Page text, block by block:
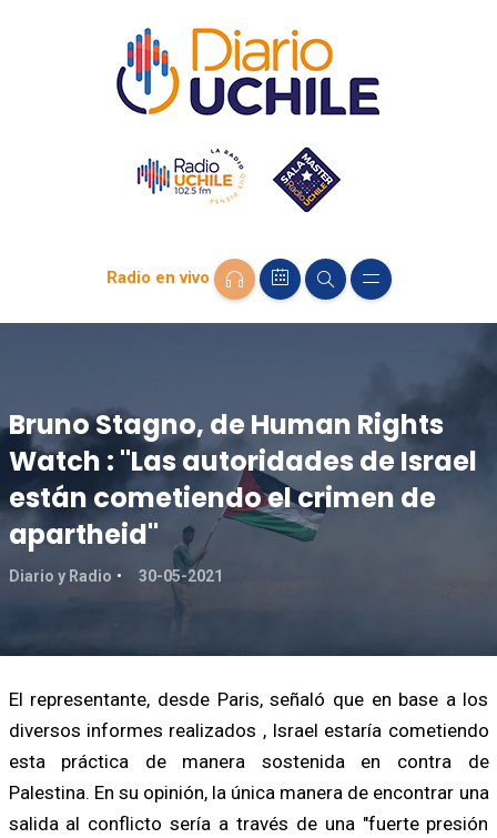
Radio en vivo
Bruno Stagno, de Human Rights
Watch : "Las autoridades de Israel
están cometiendo el crimen de
apartheid"
Diario y Radio 30-05-2021
El representante, desde Paris, señaló que en base a los
diversos informes realizados , Israel estaría cometiendo
esta práctica de manera sostenida en contra de
Palestina. En su opinión, la única manera de encontrar una
salida al conflicto sería a través de una "fuerte presión